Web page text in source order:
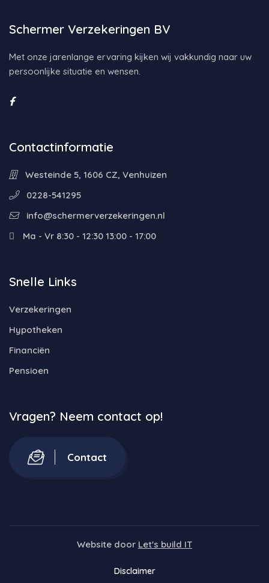
Schermer Verzekeringen BV
Met onze jarenlange ervaring kijken wij vakkundig naar uw
persoonlijke situatie en wensen.
Contactinformatie
Westeinde 5, 1606 CZ, Venhuizen
0228-541295
info@schermerverzekeringen.nl
Ma - Vr 8:30 - 12:30 13:00 - 17:00
Snelle Links
Verzekeringen
Hypotheken
Financiën
Pensioen
Vragen? Neem contact op!
Contact
Website door Let's build IT
Disclaimer